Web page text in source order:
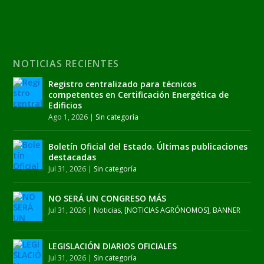
NOTICIAS RECIENTES
Registro centralizado para técnicos
competentes en Certificación Energética de
Edificios
Ago 1, 2026 | Sin categoría
Boletín Oficial del Estado. Últimas publicaciones
destacadas
Jul 31, 2026 | Sin categoría
NO SERÁ UN CONGRESO MÁS
Jul 31, 2026 |Noticias,[NOTICIAS AGRÓNOMOS],BANNER
LEGISLACIÓN DIARIOS OFICIALES
Jul 31, 2026 | Sin categoría